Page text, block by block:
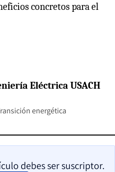
concretos para el
Eléctrica USACH
energética
debes ser suscriptor.